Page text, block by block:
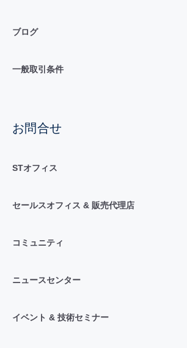
ブログ
一般取引条件
お問合せ
STオフィス
セールスオフィス & 販売代理店
コミュニティ
ニュースセンター
イベント & 技術セミナー